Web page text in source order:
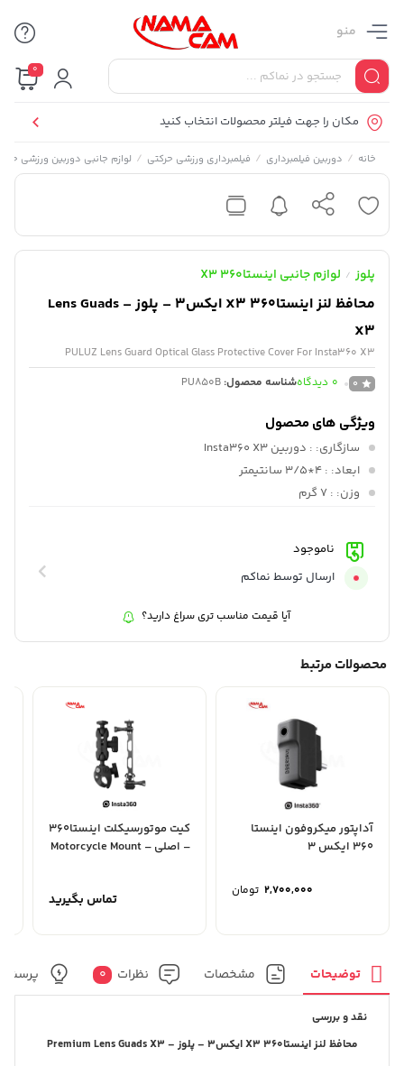
منو
0
مکان را جهت فیلتر محصولات انتخاب کنید
خانه / دوربین فیلمبرداری / فیلمبرداری ورزشی حرکتی / لوازم جانبی دوربین ورزشی
پلوز / لوازم جانبی اینستا360 X3
محافظ لنز اینستا360 X3 ایکس3 – پلوز – Lens Guads
X3
PULUZ Lens Guard Optical Glass Protective Cover For Insta360 X3
0
0 دیدگاهشناسه محصول: PU850B
ویژگی های محصول
سازگاری: : دوربین Insta360 X3
ابعاد: : 4*3/5 سانتیمتر
وزن: : 7 گرم
ناموجود
ارسال توسط نماکم
آیا قیمت مناسب تری سراغ دارید؟
محصولات مرتبط
آداپتور میکروفون اینستا
۳۶۰ ایکس 3
2,700,000 تومان
کیت موتورسیکلت اینستا360
– اصلی – Motorcycle Mount
تماس بگیرید
توضیحات مشخصات نظرات 0 پرسش
نقد و بررسی
محافظ لنز اینستا360 X3 ایکس3 – پلوز – Premium Lens Guads X3